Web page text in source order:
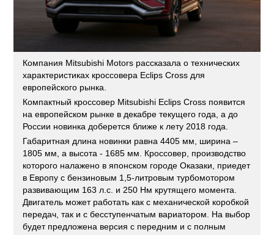
Компания Mitsubishi Motors рассказала о технических
характеристиках кроссовера Eclips Cross для
европейского рынка.
Компактный кроссовер Mitsubishi Eclips Cross появится
на европейском рынке в декабре текущего года, а до
России новинка доберется ближе к лету 2018 года.
Габаритная длина новинки равна 4405 мм, ширина –
1805 мм, а высота - 1685 мм. Кроссовер, производство
которого налажено в японском городе Оказаки, приедет
в Европу с бензиновым 1,5-литровым турбомотором
развивающим 163 л.с. и 250 Нм крутящего момента.
Двигатель может работать как с механической коробкой
передач, так и с бесступенчатым вариатором. На выбор
будет предложена версия с передним и с полным